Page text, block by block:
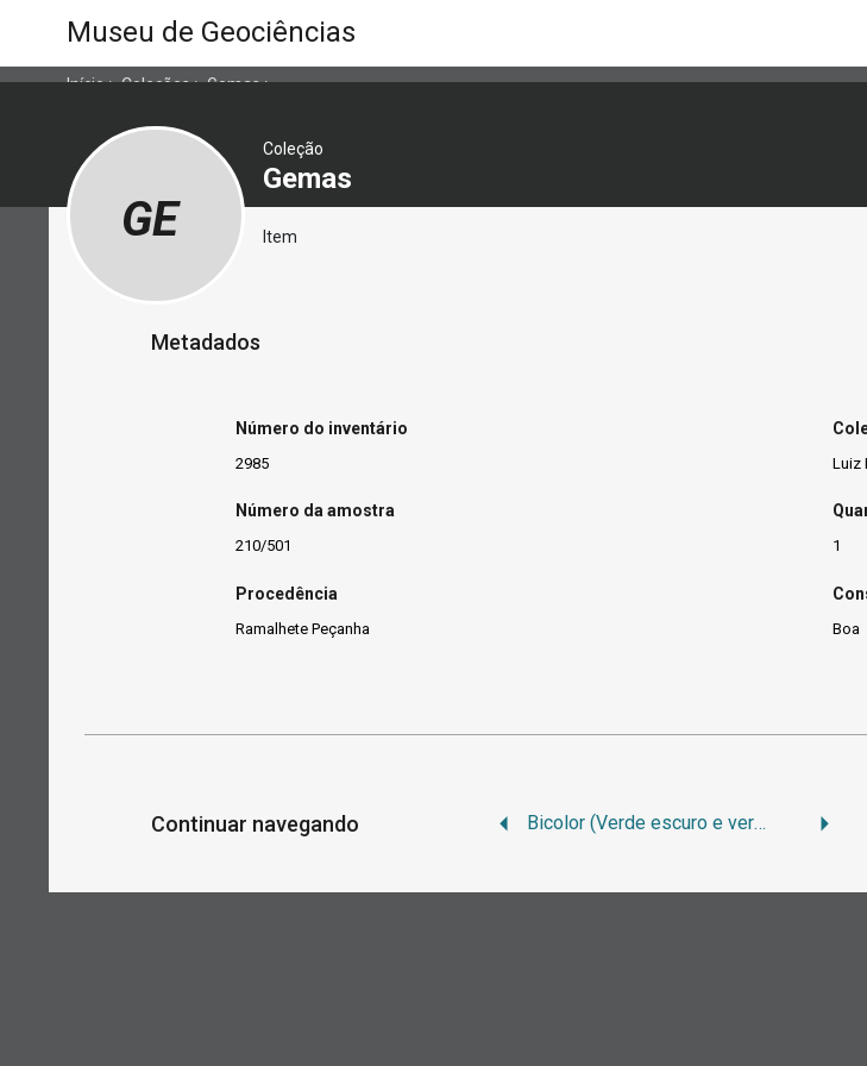
Museu de Geociências
Início>Coleções>Gemas>
Coleção
Gemas
GE Item
Metadados
Número do inventário
2985
Número da amostra
210/501
Procedência
Ramalhete Peçanha
Luiz
1
Boa
Continuar navegando Bicolor (Verde escuro e verde claro)